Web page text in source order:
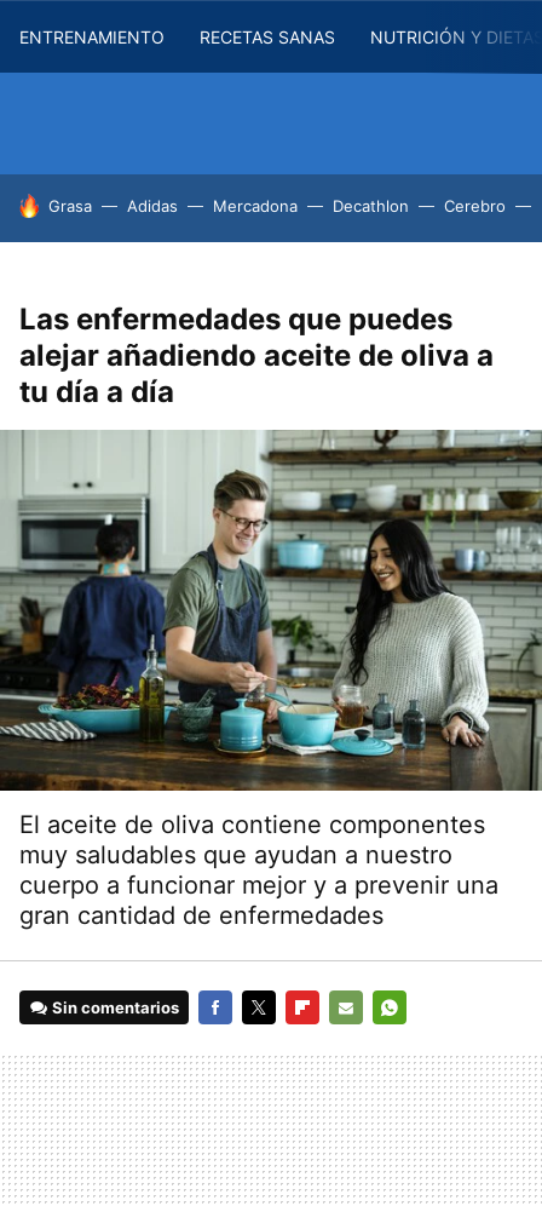
ENTRENAMIENTO RECETAS SANAS NUTRICIÓN Y
HOY SE HABLA DE
Grasa Adidas Mercadona Decathlon Cerebro
Las enfermedades que puedes
alejar añadiendo aceite de oliva a
tu día a día
El aceite de oliva contiene componentes
muy saludables que ayudan a nuestro
cuerpo a funcionar mejor y a prevenir una
gran cantidad de enfermedades
Sin comentarios
MAIL